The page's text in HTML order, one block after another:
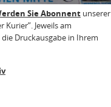
Sie Abonnent unserer
Kurier”. Jeweils am
Druckausgabe in Ihrem